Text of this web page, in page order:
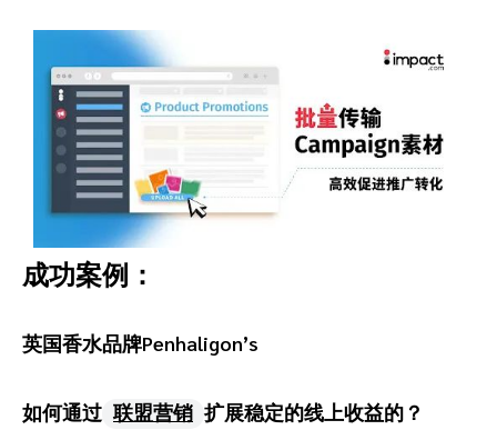
成功案例：
英国香水品牌Penhaligon’s
如何通过 联盟营销 扩展稳定的线上收益的？